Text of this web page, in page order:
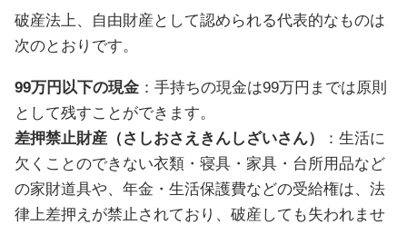
破産法上、自由財産として認められる代表的なものは
次のとおりです。
99万円以下の現金：手持ちの現金は99万円までは原則
として残すことができます。
差押禁止財産（さしおさえきんしざいさん）
：生活に
欠くことのできない衣類・寝具・家具・台所用品など
の家財道具や、年金・生活保護費などの受給権は、法
律上差押えが禁止されており、破産しても失われませ